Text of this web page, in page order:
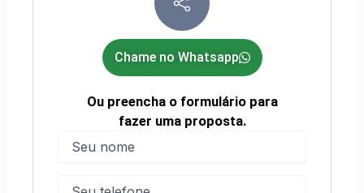
Chame no Whatsapp
Ou preencha o formulário para
fazer uma proposta.